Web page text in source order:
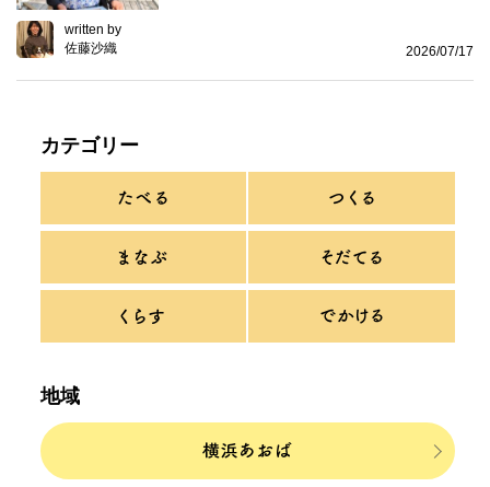
written by
佐藤沙織
2026/07/17
カテゴリー
地域